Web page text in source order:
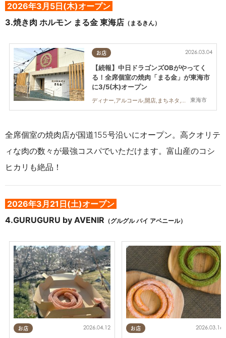
2026年3 月5日(木)オープン
3.焼き肉 ホルモン まる金 東海店 （まるきん）
お店
東海市
2026.03.04
【続報】中日ドラゴンズOBがやってく
る！全席個室の焼肉「まる金」が東海市
に3/5(木)オープン
ディナー,アルコール,開店,まちネタ,親子,夫婦,家族,カップル,おひとりさま,友人,個室
全席個室の焼肉店が国道155号沿いにオープン。高クオリテ
ィな肉の数々が最強コスパでいただけます。富山産のコシ
ヒカリも絶品！
2026年3月21日(土)オープン
4.GURUGURU by AVENIR （グルグル バイ アベニール）
お店 2026.04.12 お店 2026.03.16